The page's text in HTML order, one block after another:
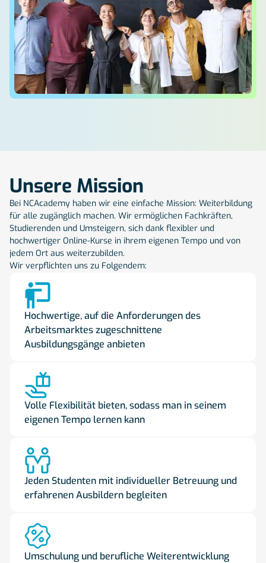
Unsere Mission
Bei NCAcademy haben wir eine einfache Mission: Weiterbildung
für alle zugänglich machen. Wir ermöglichen Fachkräften,
Studierenden und Umsteigern, sich dank flexibler und
hochwertiger Online-Kurse in ihrem eigenen Tempo und von
jedem Ort aus weiterzubilden.
Wir verpflichten uns zu Folgendem:
Hochwertige, auf die Anforderungen des
Arbeitsmarktes zugeschnittene
Ausbildungsgänge anbieten
Volle Flexibilität bieten, sodass man in seinem
eigenen Tempo lernen kann
Jeden Studenten mit individueller Betreuung und
erfahrenen Ausbildern begleiten
Umschulung und berufliche Weiterentwicklung